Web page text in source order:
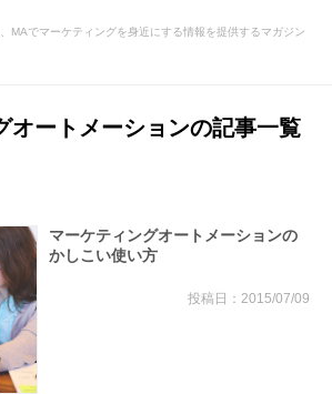
MAでマーケティングを身近にする情報を提供するマガジン
オートメーションの記事一覧
マーケティングオートメーションの
かしこい使い方
2015/07/09